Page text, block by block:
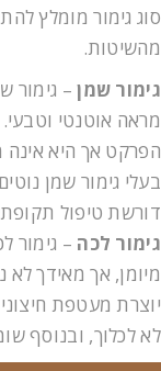
סוג גימור מומלץ
מהשיטות.
גימור שמן– גימור
מראה אוטנטי
הפרקט אך היא אינה
בעלי גימור שמן
דורשת טיפול
גימור לכה – גימור
מיומן, אך מאידך
יוצרת מעטפת
לא לכלוך, ובנוסף